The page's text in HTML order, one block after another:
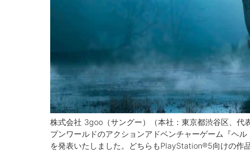
株式会社 3goo（サングー）（本社：東京都渋谷区、
プンワールドのアクションアドベンチャーゲーム『ヘ
を発表いたしました。どちらもPlayStation®5向けの作